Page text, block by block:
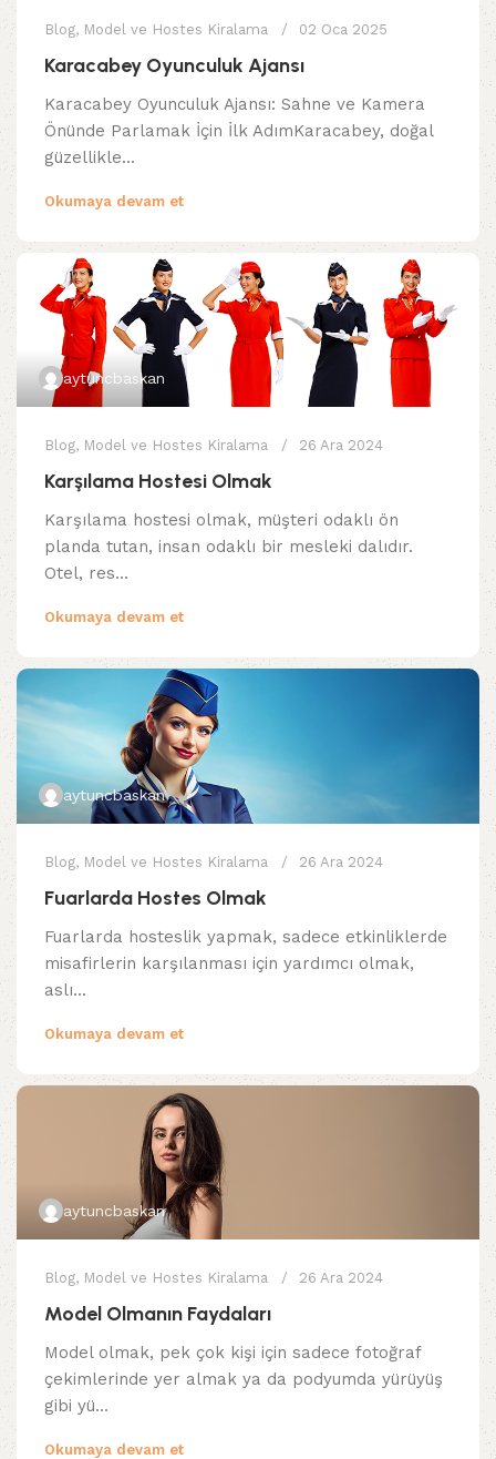
Blog, Model ve Hostes Kiralama 02 Oca 2025
Karacabey Oyunculuk Ajansı
Karacabey Oyunculuk Ajansı: Sahne ve Kamera
Önünde Parlamak İçin İlk AdımKaracabey, doğal
güzellikle...
Okumaya devam et
aytuncbaskan
Blog, Model ve Hostes Kiralama 26 Ara 2024
Karşılama Hostesi Olmak
Karşılama hostesi olmak, müşteri odaklı ön
planda tutan, insan odaklı bir mesleki dalıdır.
Otel, res...
Okumaya devam et
aytuncbaskan
Blog, Model ve Hostes Kiralama 26 Ara 2024
Fuarlarda Hostes Olmak
Fuarlarda hosteslik yapmak, sadece etkinliklerde
misafirlerin karşılanması için yardımcı olmak,
aslı...
Okumaya devam et
aytuncbaskan
Blog, Model ve Hostes Kiralama 26 Ara 2024
Model Olmanın Faydaları
Model olmak, pek çok kişi için sadece fotoğraf
çekimlerinde yer almak ya da podyumda yürüyüş
gibi yü...
Okumaya devam et